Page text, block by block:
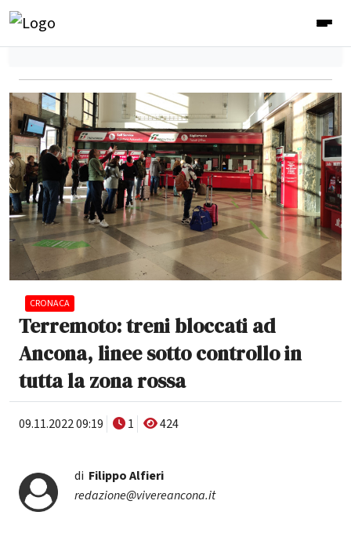
CRONACA
Terremoto: treni bloccati ad
Ancona, linee sotto controllo in
tutta la zona rossa
09.11.2022 09:19 1 424
di Filippo Alfieri
redazione@vivereancona.it